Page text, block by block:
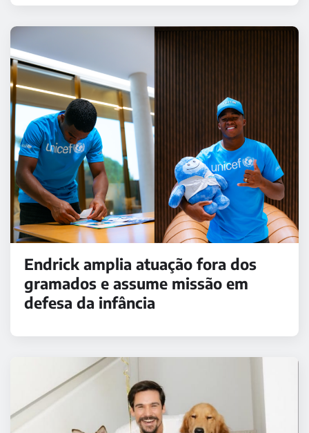
Endrick amplia atuação fora dos
gramados e assume missão em
defesa da infância